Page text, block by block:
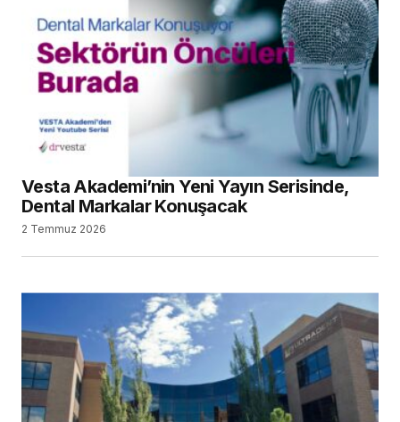
Vesta Akademi’nin Yeni Yayın Serisinde,
Dental Markalar Konuşacak
2 Temmuz 2026